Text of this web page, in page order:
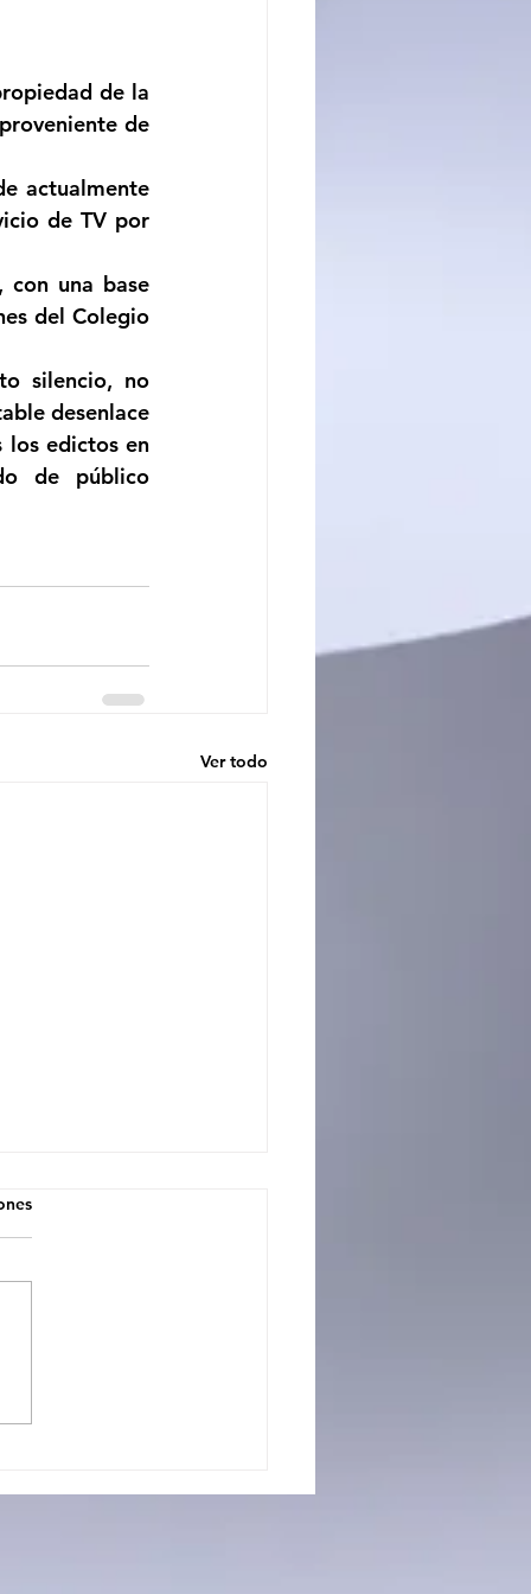
de la
de
actualmente
de TV por
con una base
del Colegio
silencio, no
desenlace
los edictos en
de público
Ver todo